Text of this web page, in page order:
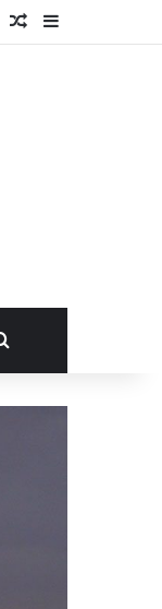
ConnexionArticle Aléatoire
Rechercher